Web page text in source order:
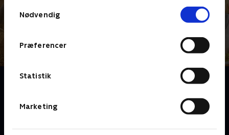
Nødvendig
Præferencer
Statistik
Marketing
Om Mad med mening
de letteste og hurtigste løsninger. Det vil kok og
madaktivist Emilie Kjærgaard lave om på i dette